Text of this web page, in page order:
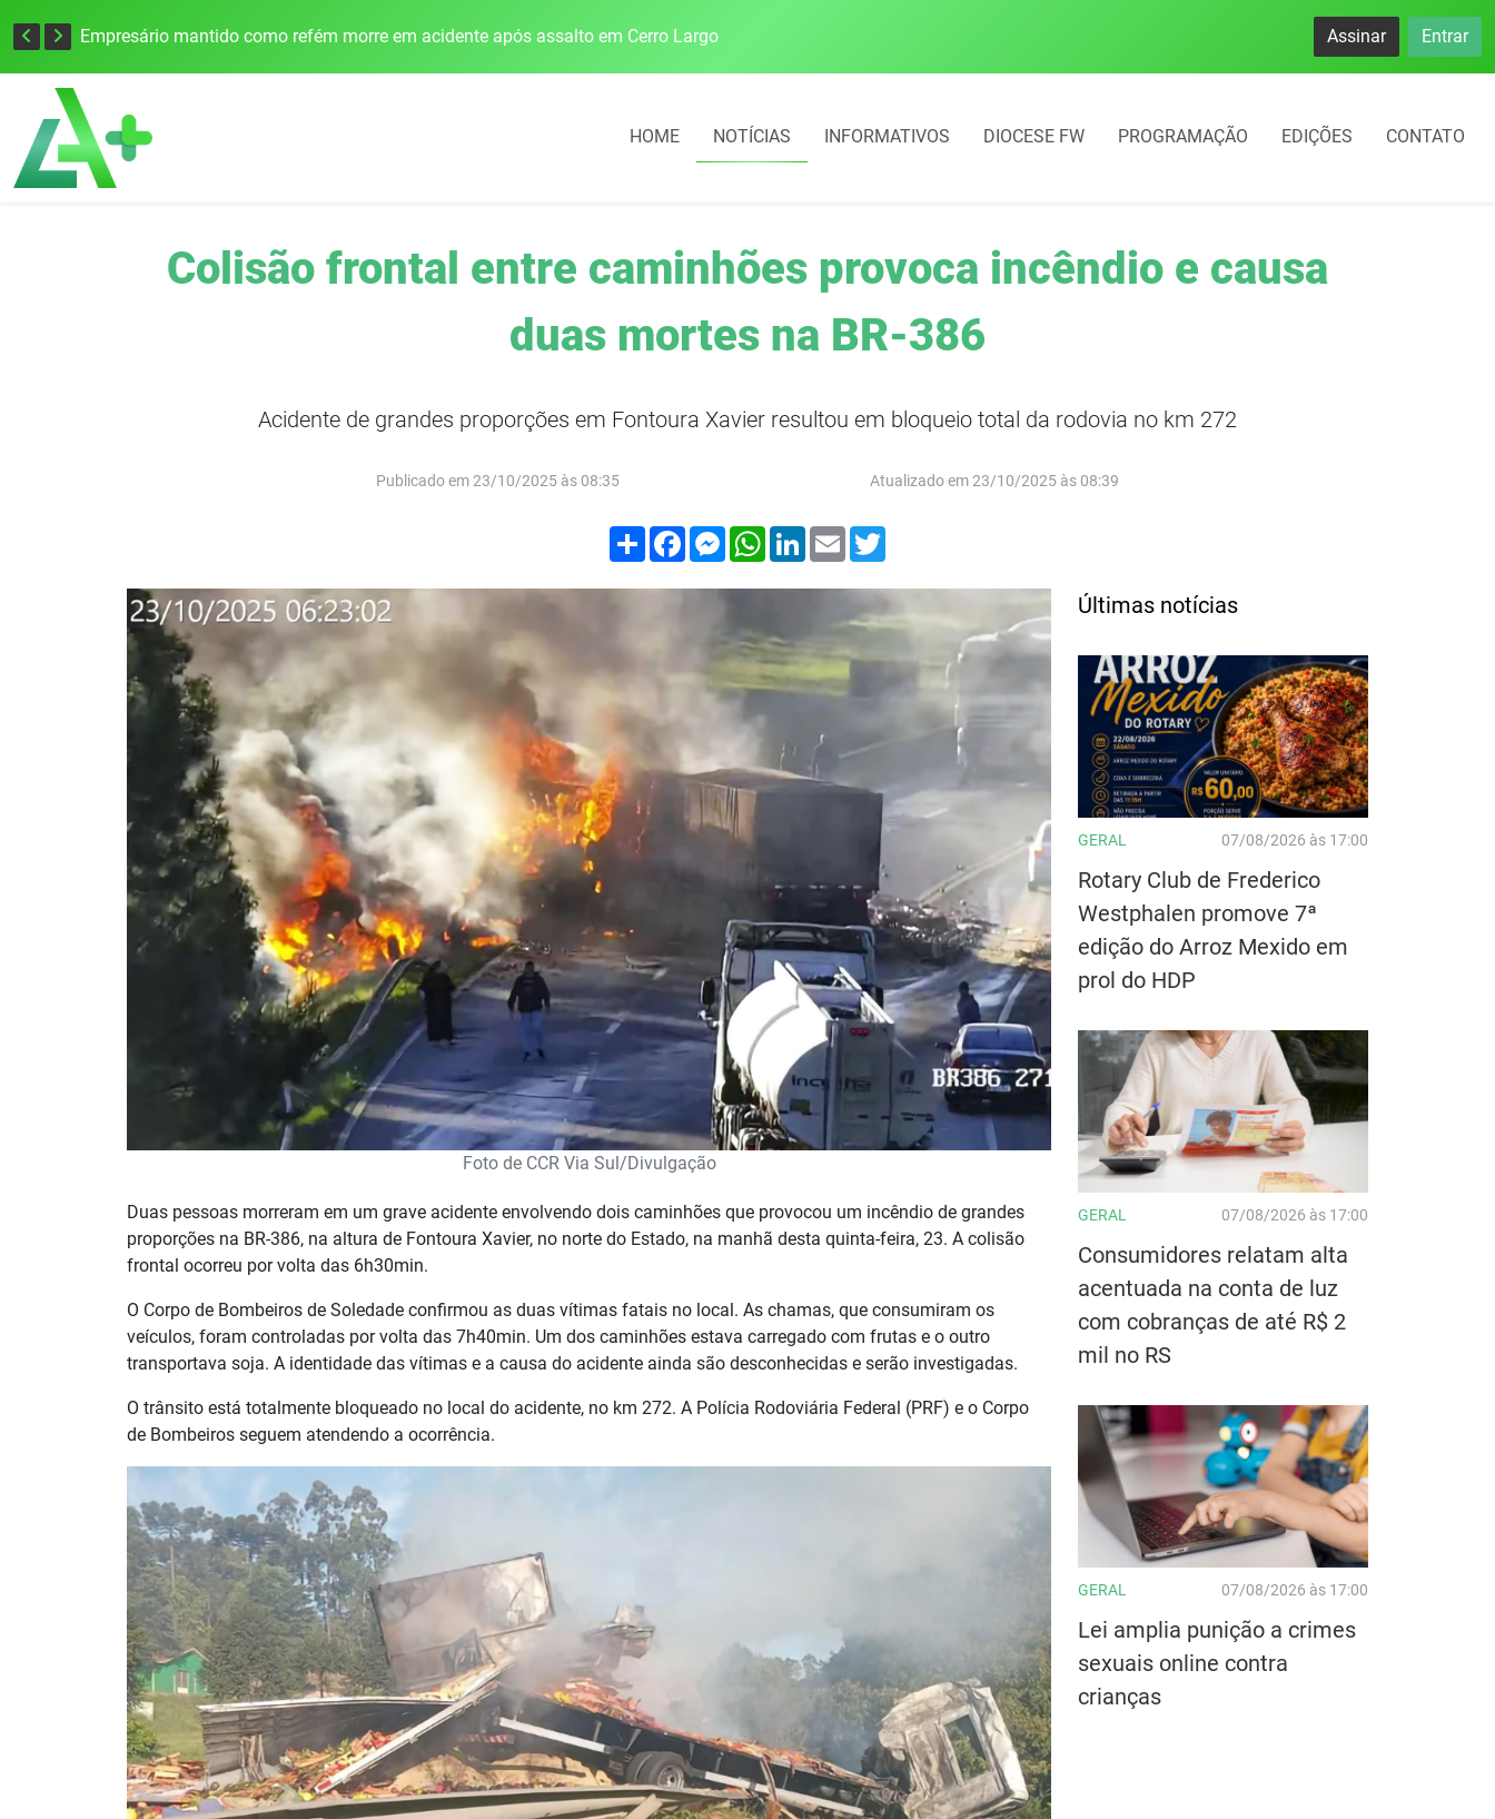
Empresário mantido como refém morre em acidente após assalto em Cerro Largo Cobrança do estacionamento rotativo começará em 10 dias em Frederico
Assinar Entrar
HOME NOTÍCIAS INFORMATIVOS DIOCESE FW PROGRAMAÇÃO EDIÇÕES CONTATO
Colisão frontal entre caminhões provoca incêndio e causa
duas mortes na BR-386
Acidente de grandes proporções em Fontoura Xavier resultou em bloqueio total da rodovia no km 272
Publicado em 23/10/2025 às 08:35 Atualizado em 23/10/2025 às 08:39
Compartilhar
FacebookMessenger
WhatsApp
LinkedIn
Email
Foto de CCR Via Sul/Divulgação
Duas pessoas morreram em um grave acidente envolvendo dois caminhões que provocou um incêndio de grandes
proporções na BR-386, na altura de Fontoura Xavier, no norte do Estado, na manhã desta quinta-feira, 23. A colisão
frontal ocorreu por volta das 6h30min.
O Corpo de Bombeiros de Soledade confirmou as duas vítimas fatais no local. As chamas, que consumiram os
veículos, foram controladas por volta das 7h40min. Um dos caminhões estava carregado com frutas e o outro
transportava soja. A identidade das vítimas e a causa do acidente ainda são desconhecidas e serão investigadas.
O trânsito está totalmente bloqueado no local do acidente, no km 272. A Polícia Rodoviária Federal (PRF) e o Corpo
de Bombeiros seguem atendendo a ocorrência.
Últimas notícias
GERAL 07/08/2026 às 17:00
Rotary Club de Frederico
Westphalen promove 7ª
edição do Arroz Mexido em
prol do HDP
GERAL 07/08/2026 às 17:00
Consumidores relatam alta
acentuada na conta de luz
com cobranças de até R$ 2
mil no RS
GERAL 07/08/2026 às 17:00
Lei amplia punição a crimes
sexuais online contra
crianças